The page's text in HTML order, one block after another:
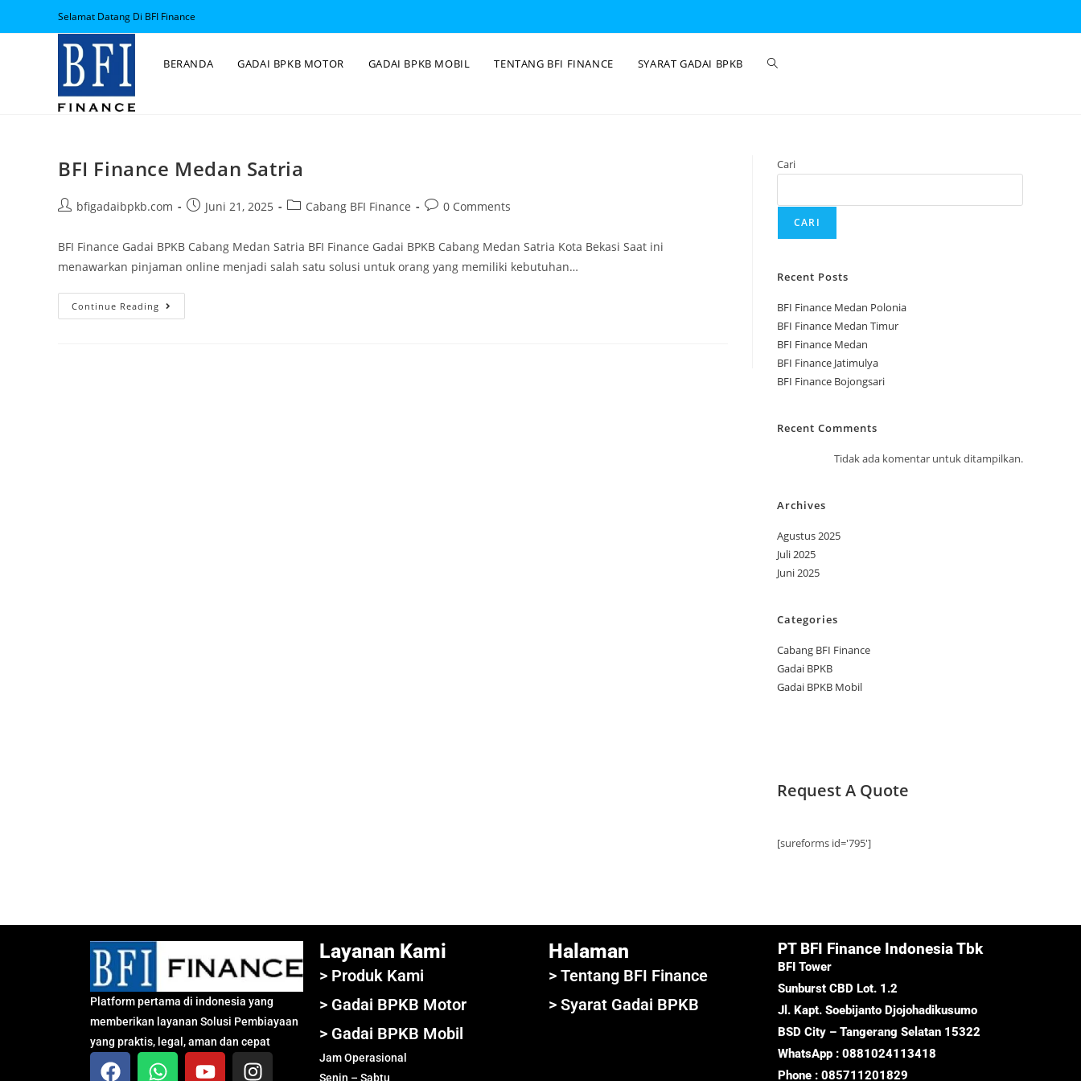
Selamat Datang Di BFI Finance
BERANDA GADAI BPKB MOTOR GADAI BPKB MOBIL TENTANG BFI FINANCE SYARAT GADAI BPKB
BFI Finance Medan Satria
bfigadaibpkb.com Juni 21, 2025 Cabang BFI Finance 0 Comments
BFI Finance Gadai BPKB Cabang Medan Satria BFI Finance Gadai BPKB Cabang Medan Satria Kota Bekasi Saat ini
menawarkan pinjaman online menjadi salah satu solusi untuk orang yang memiliki kebutuhan…
Continue Reading
Cari
CARI
Recent Posts
BFI Finance Medan Polonia
BFI Finance Medan Timur
BFI Finance Medan
BFI Finance Jatimulya
BFI Finance Bojongsari
Recent Comments
Tidak ada komentar untuk ditampilkan.
Archives
Agustus 2025
Juli 2025
Juni 2025
Categories
Cabang BFI Finance
Gadai BPKB
Gadai BPKB Mobil
Request A Quote
[sureforms id='795']
Platform pertama di indonesia yang
memberikan layanan Solusi Pembiayaan
yang praktis, legal, aman dan cepat
Layanan Kami
> Produk Kami
> Gadai BPKB Motor
> Gadai BPKB Mobil
Jam Operasional
Senin – Sabtu
Halaman
> Tentang BFI Finance
> Syarat Gadai BPKB
PT BFI Finance Indonesia Tbk
BFI Tower
Sunburst CBD Lot. 1.2
Jl. Kapt. Soebijanto Djojohadikusumo
BSD City – Tangerang Selatan 15322
WhatsApp : 0881024113418
Phone : 085711201829